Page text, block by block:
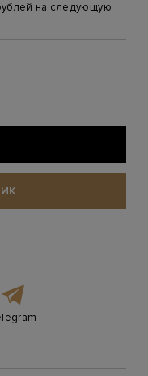
на следующую